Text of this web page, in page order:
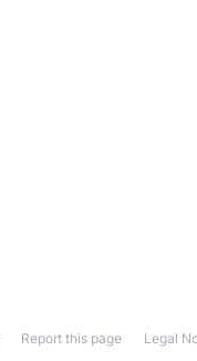
Legal
Report this page